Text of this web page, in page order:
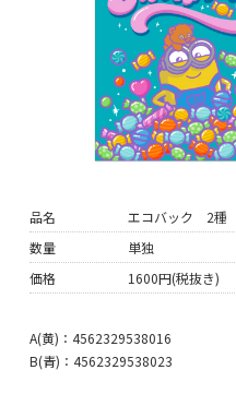
品名
エコバック 2種
数量
単独
価格
1600円(税抜き)
A(黄)：4562329538016
B(青)：4562329538023